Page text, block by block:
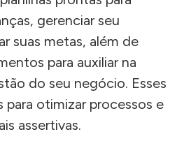
gerenciar seu
suas metas, além de
para auxiliar na
do seu negócio. Esses
para otimizar processos e
assertivas.